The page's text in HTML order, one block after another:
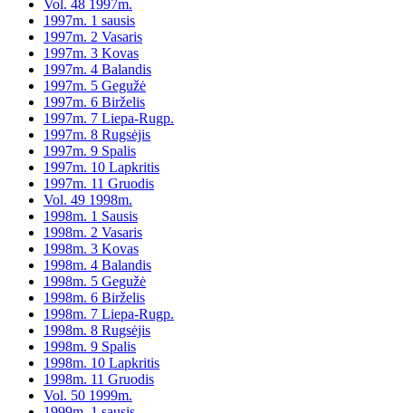
Vol. 48 1997m.
1997m. 1 sausis
1997m. 2 Vasaris
1997m. 3 Kovas
1997m. 4 Balandis
1997m. 5 Gegužė
1997m. 6 Birželis
1997m. 7 Liepa-Rugp.
1997m. 8 Rugsėjis
1997m. 9 Spalis
1997m. 10 Lapkritis
1997m. 11 Gruodis
Vol. 49 1998m.
1998m. 1 Sausis
1998m. 2 Vasaris
1998m. 3 Kovas
1998m. 4 Balandis
1998m. 5 Gegužė
1998m. 6 Birželis
1998m. 7 Liepa-Rugp.
1998m. 8 Rugsėjis
1998m. 9 Spalis
1998m. 10 Lapkritis
1998m. 11 Gruodis
Vol. 50 1999m.